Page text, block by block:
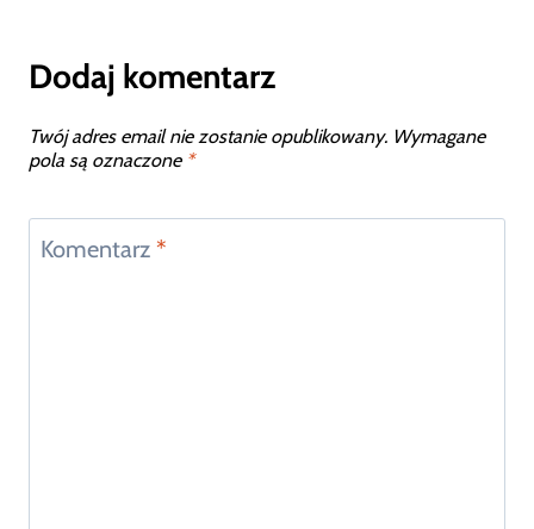
Dodaj komentarz
Twój adres email nie zostanie opublikowany. Wymagane
pola są oznaczone *
Komentarz *